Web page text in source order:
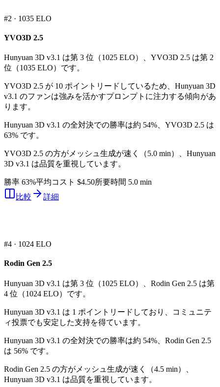
#2 · 1035 ELO
YVO3D 2.5
Hunyuan 3D v3.1 は第 3 位（1025 ELO）、YVO3D 2.5 は第 2
位（1035 ELO）です。
YVO3D 2.5 が 10 ポイントリードしているため、Hunyuan 3D
v3.1 のファンは強みを活かすプロンプトに注力する傾向があ
ります。
Hunyuan 3D v3.1 の全対決での勝率は約 54%、YVO3D 2.5 は
63% です。
YVO3D 2.5 の方がメッシュ生成が速く（5.0 min）、Hunyuan
3D v3.1 は品質を重視しています。
勝率 63%平均コスト $4.50所要時間 5.0 min
比較
詳細
#4 · 1024 ELO
Rodin Gen 2.5
Hunyuan 3D v3.1 は第 3 位（1025 ELO）、Rodin Gen 2.5 は第
4 位（1024 ELO）です。
Hunyuan 3D v3.1 は 1 ポイントリードしており、コミュニテ
ィ投票でも安定した支持を得ています。
Hunyuan 3D v3.1 の全対決での勝率は約 54%、Rodin Gen 2.5
は 56% です。
Rodin Gen 2.5 の方がメッシュ生成が速く（4.5 min）、
Hunyuan 3D v3.1 は品質を重視しています。